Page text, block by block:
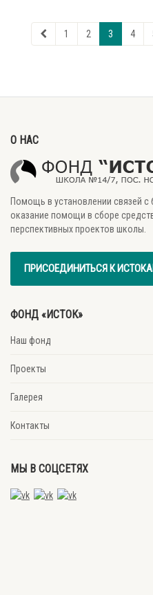
1 2 3 4
О НАС
Помощь в установлении связей
оказание помощи в сборе
перспективных проектов школы.
ПРИСОЕДИНИТЬСЯ К
ФОНД «ИСТОК»
Наш фонд
Проекты
Галерея
Контакты
МЫ В СОЦСЕТЯХ